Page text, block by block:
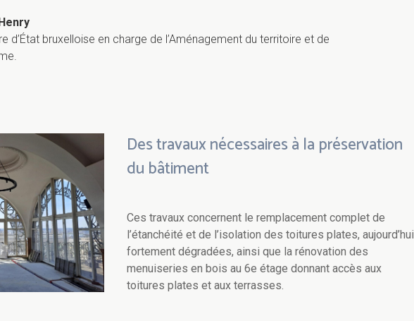
d’État bruxelloise en charge de l’Aménagement du territoire et de
Des travaux nécessaires à la préservation
du bâtiment
Ces travaux concernent le remplacement complet de
l’étanchéité et de l’isolation des toitures plates, aujourd’hui
fortement dégradées, ainsi que la rénovation des
menuiseries en bois au 6e étage donnant accès aux
toitures plates et aux terrasses.